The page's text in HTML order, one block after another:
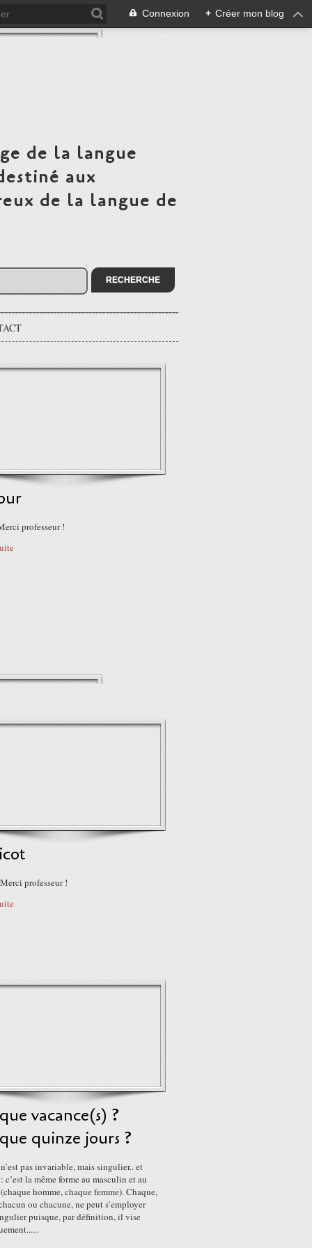
Connexion + Créer mon blog
de la langue
aux
de la langue de
professeur !
professeur !
vacance(s) ?
quinze jours ?
pas invariable, mais singulier.. et
c’est la même forme au masculin et au
homme, chaque femme). Chaque,
ou chacune, ne peut s’employer
puisque, par définition, il vise